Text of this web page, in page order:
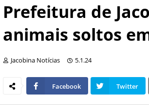
Prefeitura de
animais soltos
Jacobina Notícias 5.1.24
Facebook Twitter